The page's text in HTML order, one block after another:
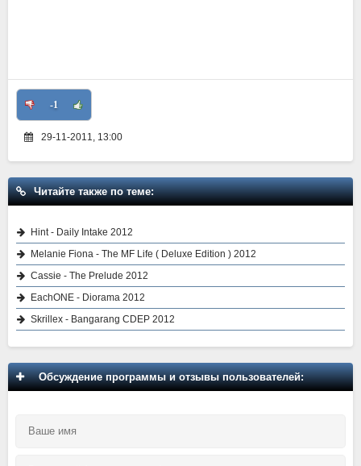
-1
29-11-2011, 13:00
Читайте также по теме:
Hint - Daily Intake 2012
Melanie Fiona - The MF Life ( Deluxe Edition ) 2012
Cassie - The Prelude 2012
EachONE - Diorama 2012
Skrillex - Bangarang CDEP 2012
Обсуждение программы и отзывы пользователей: